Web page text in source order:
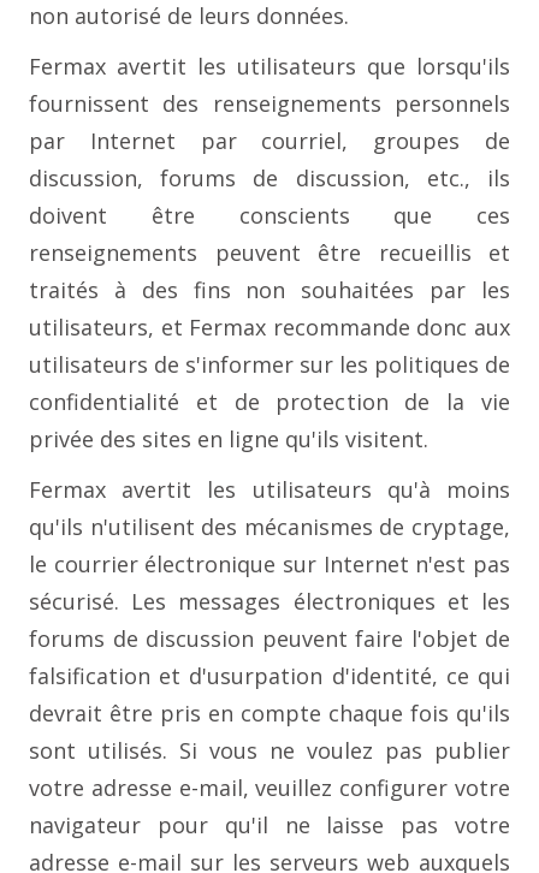
non autorisé de leurs données.
Fermax avertit les utilisateurs que lorsqu'ils
fournissent des renseignements personnels
par Internet par courriel, groupes de
discussion, forums de discussion, etc., ils
doivent être conscients que ces
renseignements peuvent être recueillis et
traités à des fins non souhaitées par les
utilisateurs, et Fermax recommande donc aux
utilisateurs de s'informer sur les politiques de
confidentialité et de protection de la vie
privée des sites en ligne qu'ils visitent.
Fermax avertit les utilisateurs qu'à moins
qu'ils n'utilisent des mécanismes de cryptage,
le courrier électronique sur Internet n'est pas
sécurisé. Les messages électroniques et les
forums de discussion peuvent faire l'objet de
falsification et d'usurpation d'identité, ce qui
devrait être pris en compte chaque fois qu'ils
sont utilisés. Si vous ne voulez pas publier
votre adresse e-mail, veuillez configurer votre
navigateur pour qu'il ne laisse pas votre
adresse e-mail sur les serveurs web auxquels